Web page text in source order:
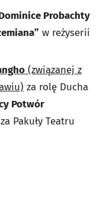
Probachty
w reżyserii
(związanej z
za rolę Ducha
Potwór
Pakuły Teatru